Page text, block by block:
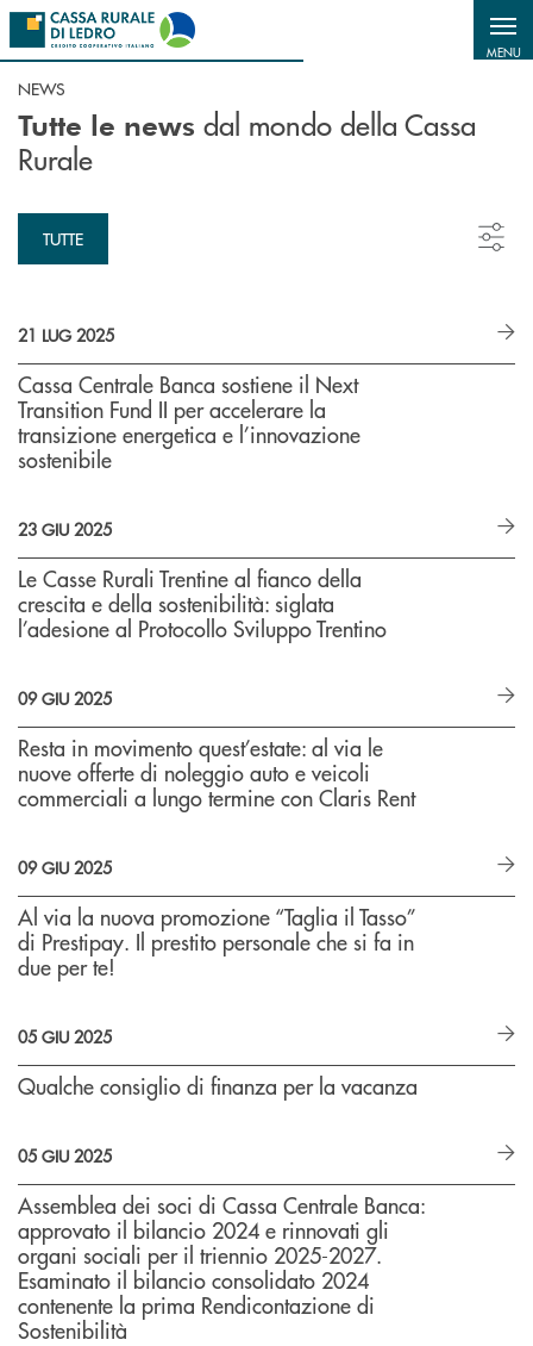
Salta al contenuto principale
MENU
NEWS
Tutte le news dal mondo della Cassa
Rurale
TUTTE
21 LUG 2025
Cassa Centrale Banca sostiene il Next
Transition Fund II per accelerare la
transizione energetica e l’innovazione
sostenibile
23 GIU 2025
Le Casse Rurali Trentine al fianco della
crescita e della sostenibilità: siglata
l’adesione al Protocollo Sviluppo Trentino
09 GIU 2025
Resta in movimento quest’estate: al via le
nuove offerte di noleggio auto e veicoli
commerciali a lungo termine con Claris Rent
09 GIU 2025
Al via la nuova promozione “Taglia il Tasso”
di Prestipay. Il prestito personale che si fa in
due per te!
05 GIU 2025
Qualche consiglio di finanza per la vacanza
05 GIU 2025
Assemblea dei soci di Cassa Centrale Banca:
approvato il bilancio 2024 e rinnovati gli
organi sociali per il triennio 2025-2027.
Esaminato il bilancio consolidato 2024
contenente la prima Rendicontazione di
Sostenibilità